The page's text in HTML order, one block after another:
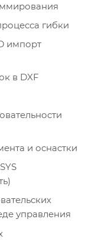
гибки
импорт
в DXF
и оснастки
управления